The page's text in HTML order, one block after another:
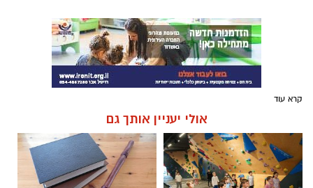
קרא עוד
אולי יעניין אותך גם